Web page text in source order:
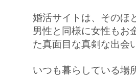
婚活サイトは、そのほ
男性と同様に女性もお
た真面目な真剣な出会
いつも暮らしている場